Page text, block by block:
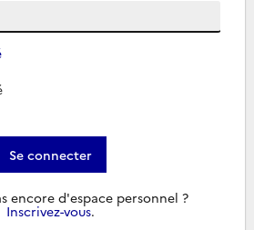
Se connecter
encore d'espace personnel ?
Inscrivez-vous.